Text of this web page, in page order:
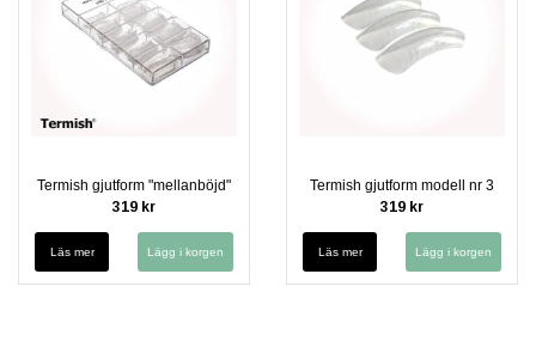
Termish gjutform "mellanböjd"
319 kr
Läs mer
Termish gjutform modell nr 3
319 kr
Läs mer